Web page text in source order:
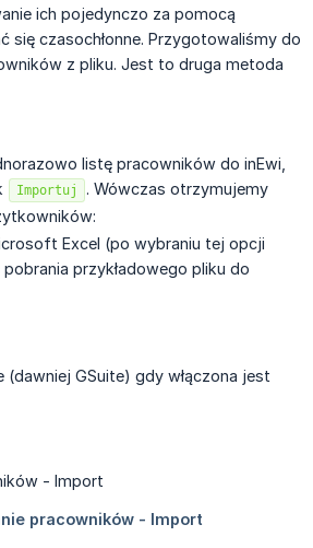
ich pojedynczo za pomocą
się czasochłonne. Przygotowaliśmy do
z pliku. Jest to druga metoda
listę pracowników do inEwi,
Importuj
. Wówczas otrzymujemy
Excel (po wybraniu tej opcji
przykładowego pliku do
(dawniej GSuite) gdy włączona jest